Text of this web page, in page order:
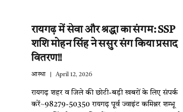
रायगढ़ में सेवा और श्रद्धा का संगम: SSP
शशि मोहन सिंह ने ससुर संग किया प्रसाद
वितरण!!
आस्था April 12, 2026
रायगढ़ शहर व जिले की छोटी-बड़ी खबरों के लिए संपर्क
करें~98279-50350 रायगढ़ पूर्व ज्वाइंट कमिश्नर शम्भू